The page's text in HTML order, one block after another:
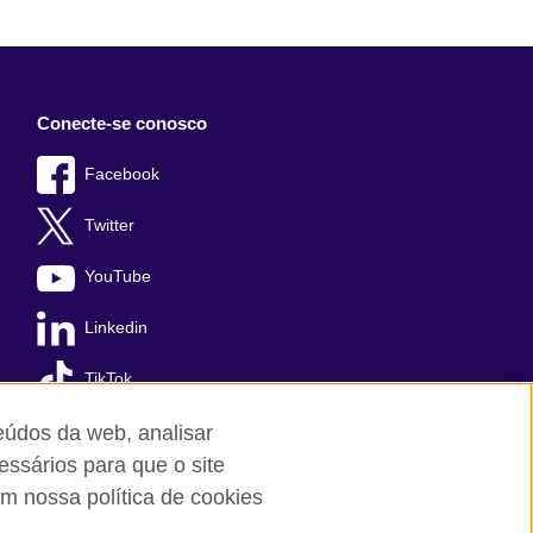
Conecte-se conosco
Facebook
Twitter
YouTube
Linkedin
TikTok
Cookies
da web, analisar
para que o site
nossa política de cookies